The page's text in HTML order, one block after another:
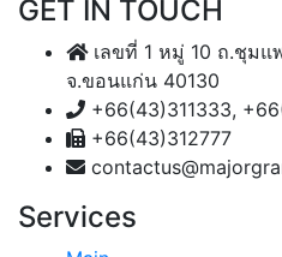
GET IN TOUCH
เลขที่ 1 หมู่ 10 ถ.ชุมแ
จ.ขอนแก่น 40130
+66(43)311333,
+66(43)312777
Services